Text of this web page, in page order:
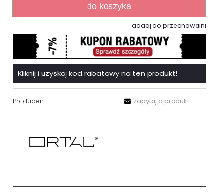
do koszyka
dodaj do przechowalni
Kliknij i uzyskaj kod rabatowy na ten produkt!
Producent: zapytaj o produkt